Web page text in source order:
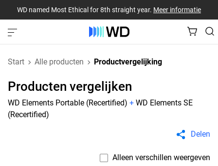
WD named Most Ethical for 8th straight year. Meer informatie
Start Alle producten Productvergelijking
Producten vergelijken
WD Elements Portable (Recertified) + WD Elements SE
(Recertified)
Delen
Alleen verschillen weergeven